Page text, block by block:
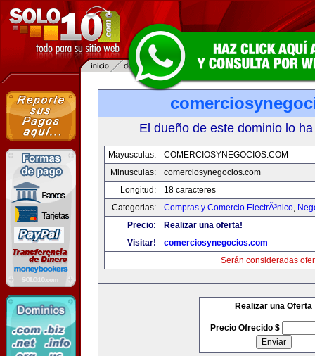
El dueño de este dominio lo
Mayusculas:
COMERCIOSYNEGOCIOS.COM
Minusculas:
comerciosynegocios.com
Longitud:
18 caracteres
Categorias:
Compras y Comercio ElectrÃ³nico,
Precio:
Realizar una oferta!
Visitar!
comerciosynegocios.com
Serán consideradas
Realizar una Oferta
Precio Ofrecido $